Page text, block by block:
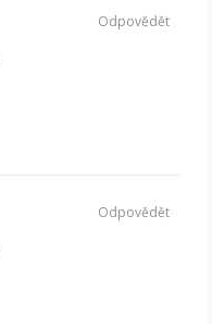
Odpovědět
Odpovědět